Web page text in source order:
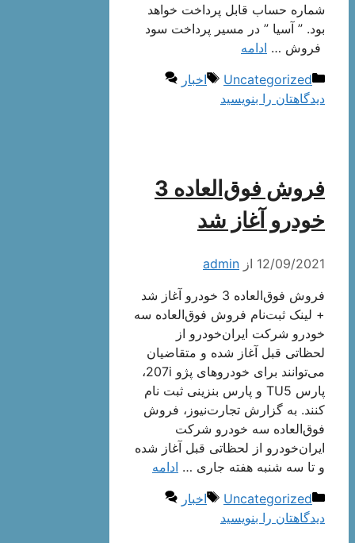
شماره حساب قابل پرداخت خواهد
بود. ” آسیا ” در مسیر پرداخت سود
فروش … ادامه
دسته‌ها
Uncategorized برچسب‌ها
اخبار
دیدگاهتان را بنویسید
فروش فوق‌العاده 3
خودرو آغاز شد
12/09/2021 از admin
فروش فوق‌العاده 3 خودرو آغاز شد
+ لینک ثبت‌نام فروش فوق‌العاده سه
خودرو شرکت ایران‌خودرو از
لحظاتی قبل آغاز شده و متقاضیان
می‌توانند برای خودروهای پژو 207i،
پارس TU5 و پارس بنزینی ثبت نام
کنند. به گزارش تجارت‌نیوز، فروش
فوق‌العاده سه خودرو شرکت
ایران‌خودرو از لحظاتی قبل آغاز شده
و تا سه شنبه هفته جاری … ادامه
دسته‌ها
Uncategorized برچسب‌ها
اخبار
دیدگاهتان را بنویسید